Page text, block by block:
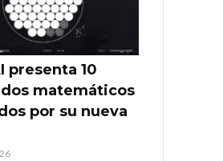
presenta 10
matemáticos
por su nueva